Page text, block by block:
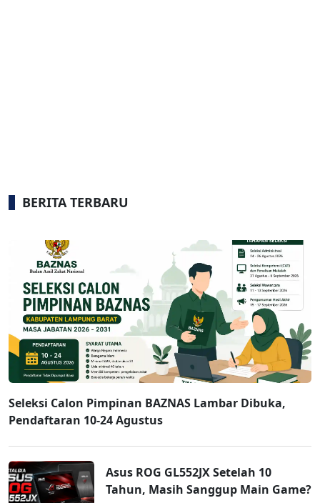
BERITA TERBARU
Seleksi Calon Pimpinan BAZNAS Lambar Dibuka,
Pendaftaran 10-24 Agustus
Asus ROG GL552JX Setelah 10
Tahun, Masih Sanggup Main Game?